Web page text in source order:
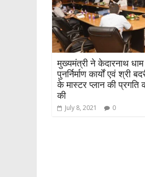
मुख्यमंत्री ने केदारनाथ
पुनर्निर्माण कार्यों एवं श्री
के मास्टर प्लान की प्रगति
की
July 8, 2021 0